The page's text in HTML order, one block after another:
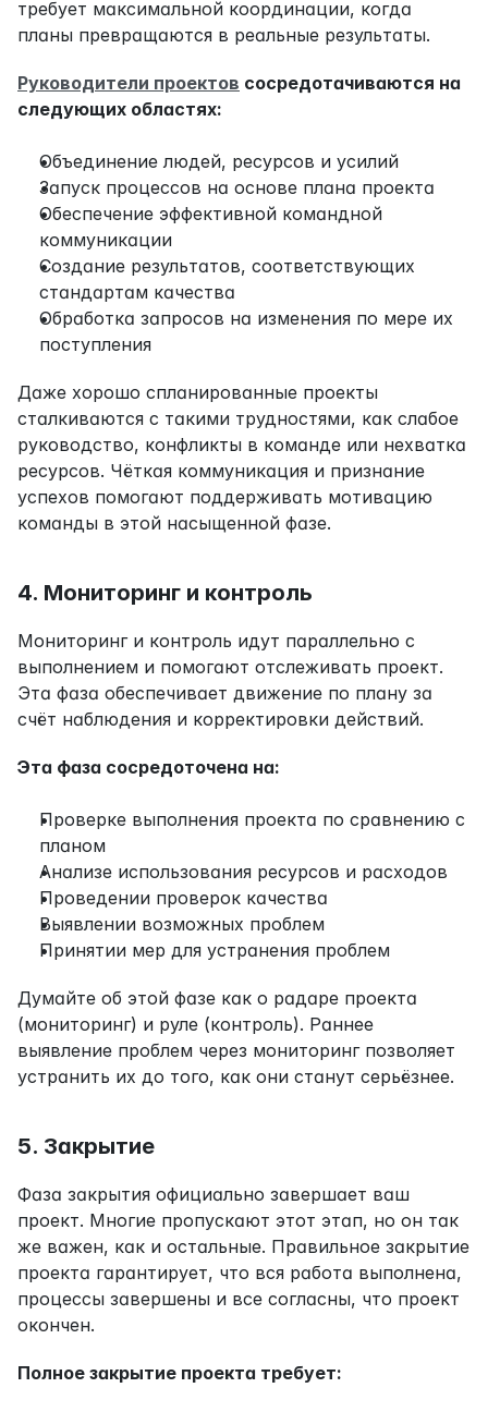
требует максимальной координации, когда
планы превращаются в реальные результаты.
Руководители проектов сосредотачиваются на
следующих областях:
Объединение людей, ресурсов и усилий
Запуск процессов на основе плана проекта
Обеспечение эффективной командной
коммуникации
Создание результатов, соответствующих
стандартам качества
Обработка запросов на изменения по мере их
поступления
Даже хорошо спланированные проекты
сталкиваются с такими трудностями, как слабое
руководство, конфликты в команде или нехватка
ресурсов. Чёткая коммуникация и признание
успехов помогают поддерживать мотивацию
команды в этой насыщенной фазе.
4. Мониторинг и контроль
Мониторинг и контроль идут параллельно с
выполнением и помогают отслеживать проект.
Эта фаза обеспечивает движение по плану за
счёт наблюдения и корректировки действий.
Эта фаза сосредоточена на:
Проверке выполнения проекта по сравнению с
планом
Анализе использования ресурсов и расходов
Проведении проверок качества
Выявлении возможных проблем
Принятии мер для устранения проблем
Думайте об этой фазе как о радаре проекта
(мониторинг) и руле (контроль). Раннее
выявление проблем через мониторинг позволяет
устранить их до того, как они станут серьёзнее.
5. Закрытие
Фаза закрытия официально завершает ваш
проект. Многие пропускают этот этап, но он так
же важен, как и остальные. Правильное закрытие
проекта гарантирует, что вся работа выполнена,
процессы завершены и все согласны, что проект
окончен.
Полное закрытие проекта требует: